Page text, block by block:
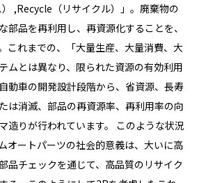
,Recycle（リサイクル）」。廃棄物の
部品を再利用し、再資源化することを、
これまでの、「大量生産、大量消費、大
ムとは異なり、限られた資源の有効利用
動車の開発設計段階から、省資源、長寿
は消滅、部品の再資源率、再利用率の向
造りが行われています。 このような状況
オートパーツの社会的意義は、大いに高
品チェックを通じて、高品質のリサイク